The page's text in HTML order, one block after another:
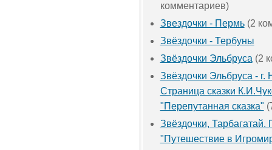
комментариев)
Звездочки - Пермь(2
Звёздочки - Тербуны
Звёздочки Эльбруса (2
Звёздочки Эльбруса - г.
Страница сказки
"Перепутанная сказка"
Звёздочки, Тарбагатай.
"Путешествие в